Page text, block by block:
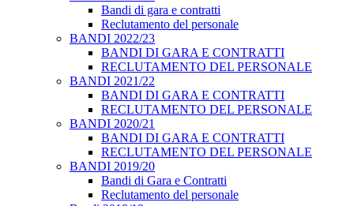
Bandi di gara e contratti
Reclutamento del personale
BANDI 2022/23
BANDI DI GARA E CONTRATTI
RECLUTAMENTO DEL PERSONALE
BANDI 2021/22
BANDI DI GARA E CONTRATTI
RECLUTAMENTO DEL PERSONALE
BANDI 2020/21
BANDI DI GARA E CONTRATTI
RECLUTAMENTO DEL PERSONALE
BANDI 2019/20
Bandi di Gara e Contratti
Reclutamento del personale